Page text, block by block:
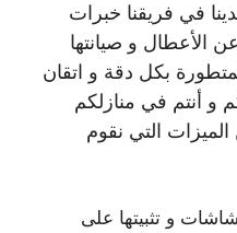
في فريقنا خبرات
الأعطال و صيانتها
بكل دقة و اتقان
و أنتم في منازلكم
التي نقوم
و تثبيتها على